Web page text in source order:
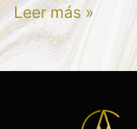
Leer más »